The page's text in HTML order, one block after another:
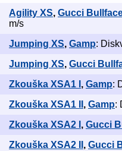
Agility XS, Gucci
m/s
Jumping XS, Gamp:
Jumping XS, Gucci
Zkouška XSA1 I , Gamp:
Zkouška XSA1 II , Gamp:
Zkouška XSA2 I , Gucci
Zkouška XSA2 II , Gucci